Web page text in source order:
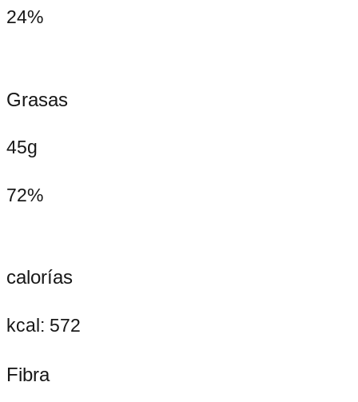
24%
Grasas
45g
72%
calorías
kcal: 572
Fibra